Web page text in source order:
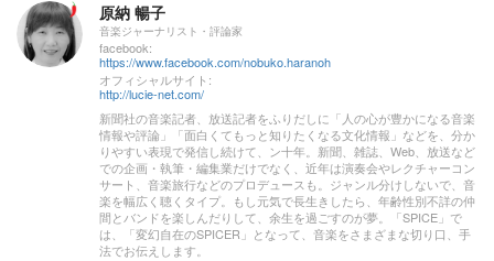
原納 暢子
音楽ジャーナリスト・評論家
facebook:
https://www.facebook.com/nobuko.haranoh
オフィシャルサイト:
http://lucie-net.com/
新聞社の音楽記者、放送記者をふりだしに「人の心が豊かになる音楽
情報や評論」「面白くてもっと知りたくなる文化情報」などを、分か
りやすい表現で発信し続けて、ン十年。新聞、雑誌、Web、放送など
での企画・執筆・編集業だけでなく、近年は演奏会やレクチャーコン
サート、音楽旅行などのプロデュースも。ジャンル分けしないで、音
楽を幅広く聴くタイプ。もし元気で長生きしたら、年齢性別不詳の仲
間とバンドを楽しんだりして、余生を過ごすのが夢。「SPICE」で
は、「変幻自在のSPICER」となって、音楽をさまざまな切り口、手
法でお伝えします。